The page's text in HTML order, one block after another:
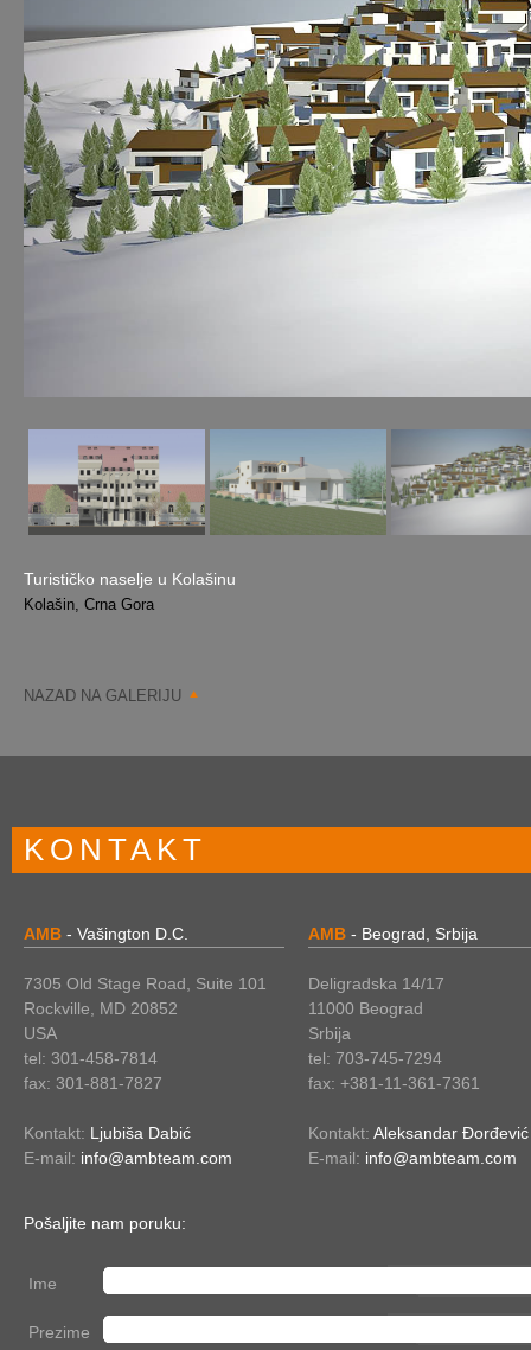
Turističko naselje u Kolašinu
Kolašin, Crna Gora
NAZAD NA GALERIJU
KONTAKT
AMB - Vašington D.C.
7305 Old Stage Road, Suite 101
Rockville, MD 20852
USA
tel: 301-458-7814
fax: 301-881-7827
Kontakt: Ljubiša Dabić
E-mail: info@ambteam.com
AMB - Beograd, Srbija
Deligradska 14/17
11000 Beograd
Srbija
tel: 703-745-7294
fax: +381-11-361-7361
Kontakt: Aleksandar Đorđević
E-mail: info@ambteam.com
Pošaljite nam poruku:
Ime
Prezime